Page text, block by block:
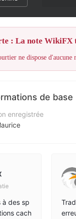
: La note WikiFX
ne dispose
de base
enregistrée
Trade (Mauritius) Ltd
à des sp
cach